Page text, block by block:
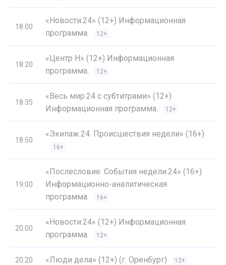
18:00
«Новости.24» (12+) Информационная
программа.
12+
18:20
«Центр Н» (12+) Информационная
программа.
12+
18:35
«Весь мир.24 с субтитрами» (12+)
Информационная программа.
12+
18:50
«Экипаж.24. Происшествия недели» (16+)
16+
19:00
«Послесловие. События недели.24» (16+)
Информационно-аналитическая
программа.
16+
20:00
«Новости.24» (12+) Информационная
программа.
12+
20:20 «Люди дела» (12+) (г. Оренбург) 12+